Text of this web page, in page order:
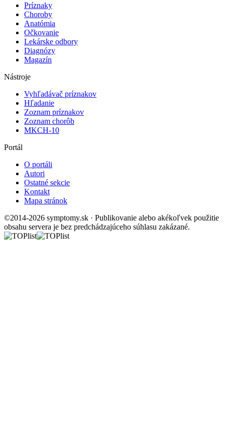
Príznaky
Choroby
Anatómia
Očkovanie
Lekárske odbory
Diagnózy
Magazín
Nástroje
Vyhľadávač príznakov
Hľadanie
Zoznam príznakov
Zoznam chorôb
MKCH-10
Portál
O portáli
Autori
Ostatné sekcie
Kontakt
Mapa stránok
©2014-2026 symptomy.sk · Publikovanie alebo akékoľvek použitie
obsahu servera je bez predchádzajúceho súhlasu zakázané.